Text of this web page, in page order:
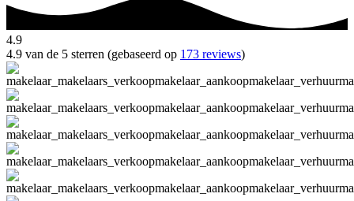
4.9
4.9 van de 5 sterren (gebaseerd op 173 reviews)